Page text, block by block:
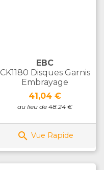
EBC
CK1180 Disques Garnis
Embrayage
Prix
41,04 €
au lieu de 48.24 €
 Vue Rapide